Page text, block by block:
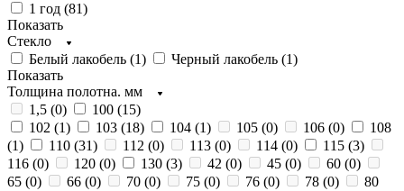
1 год (81)
Показать
Стекло
Белый лакобель (1) Черный лакобель (1)
Показать
Толщина полотна. мм
1,5 (0) 100 (15)
102 (1) 103 (18) 104 (1) 105 (0) 106 (0)
108
(1) 110 (31) 112 (0) 113 (0) 114 (0) 115 (3)
116 (0) 120 (0) 130 (3) 42 (0) 45 (0) 60 (0)
65 (0) 66 (0) 70 (0) 75 (0) 76 (0) 78 (0)
80